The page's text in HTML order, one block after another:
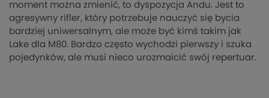
moment można zmienić, to dyspozycja Andu. Jest to
agresywny rifler, który potrzebuje nauczyć się bycia
bardziej uniwersalnym, ale może być kimś takim jak
Lake dla M80. Bardzo często wychodzi pierwszy i szuka
pojedynków, ale musi nieco urozmaicić swój repertuar.